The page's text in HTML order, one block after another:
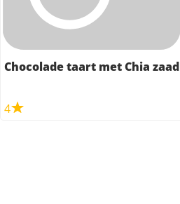
Chocolade taart met Chia zaad
4